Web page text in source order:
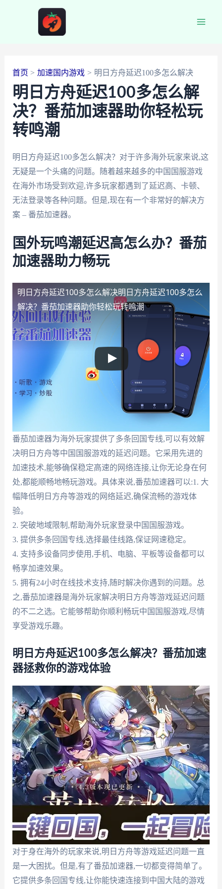
首页 加速国内游戏 明日方舟延迟100多怎么解决
明日方舟延迟100多怎么解
决？番茄加速器助你轻松玩
转鸣潮
明日方舟延迟100多怎么解决？对于许多海外玩家来说,这
无疑是一个头痛的问题。随着越来越多的中国国服游戏
在海外市场受到欢迎,许多玩家都遇到了延迟高、卡顿、
无法登录等各种问题。但是,现在有一个非常好的解决方
案 – 番茄加速器。
国外玩鸣潮延迟高怎么办？番茄
加速器助力畅玩
明日方舟延迟100多怎么解决明日方舟延迟100多怎么
解决？番茄加速器助你轻松玩转鸣潮
番茄加速器为海外玩家提供了多条回国专线,可以有效解
决明日方舟等中国国服游戏的延迟问题。它采用先进的
加速技术,能够确保稳定高速的网络连接,让你无论身在何
处,都能顺畅地畅玩游戏。具体来说,番茄加速器可以:1. 大
幅降低明日方舟等游戏的网络延迟,确保流畅的游戏体
验。
2. 突破地域限制,帮助海外玩家登录中国国服游戏。
3. 提供多条回国专线,选择最佳线路,保证网速稳定。
4. 支持多设备同步使用,手机、电脑、平板等设备都可以
畅享加速效果。
5. 拥有24小时在线技术支持,随时解决你遇到的问题。总
之,番茄加速器是海外玩家解决明日方舟等游戏延迟问题
的不二之选。它能够帮助你顺利畅玩中国国服游戏,尽情
享受游戏乐趣。
明日方舟延迟100多怎么解决？番茄加速
器拯救你的游戏体验
对于身在海外的玩家来说,明日方舟等游戏延迟问题一直
是一大困扰。但是,有了番茄加速器,一切都变得简单了。
它提供多条回国专线,让你能快速连接到中国大陆的游戏